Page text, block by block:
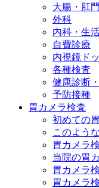
大腸・肛
外科
内科・生
自費診療
内視鏡ド
各種検査
健康診断
予防接種
胃カメラ検査
初めての
このよう
胃カメラ
当院の胃
胃カメラ
胃カメラ